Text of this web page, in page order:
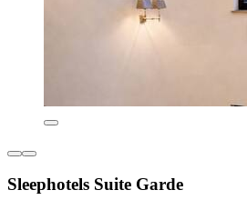
Sleephotels Suite Garde